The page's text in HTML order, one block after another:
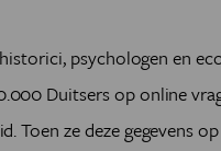
psychologen en
Duitsers op online
Toen ze deze gegevens